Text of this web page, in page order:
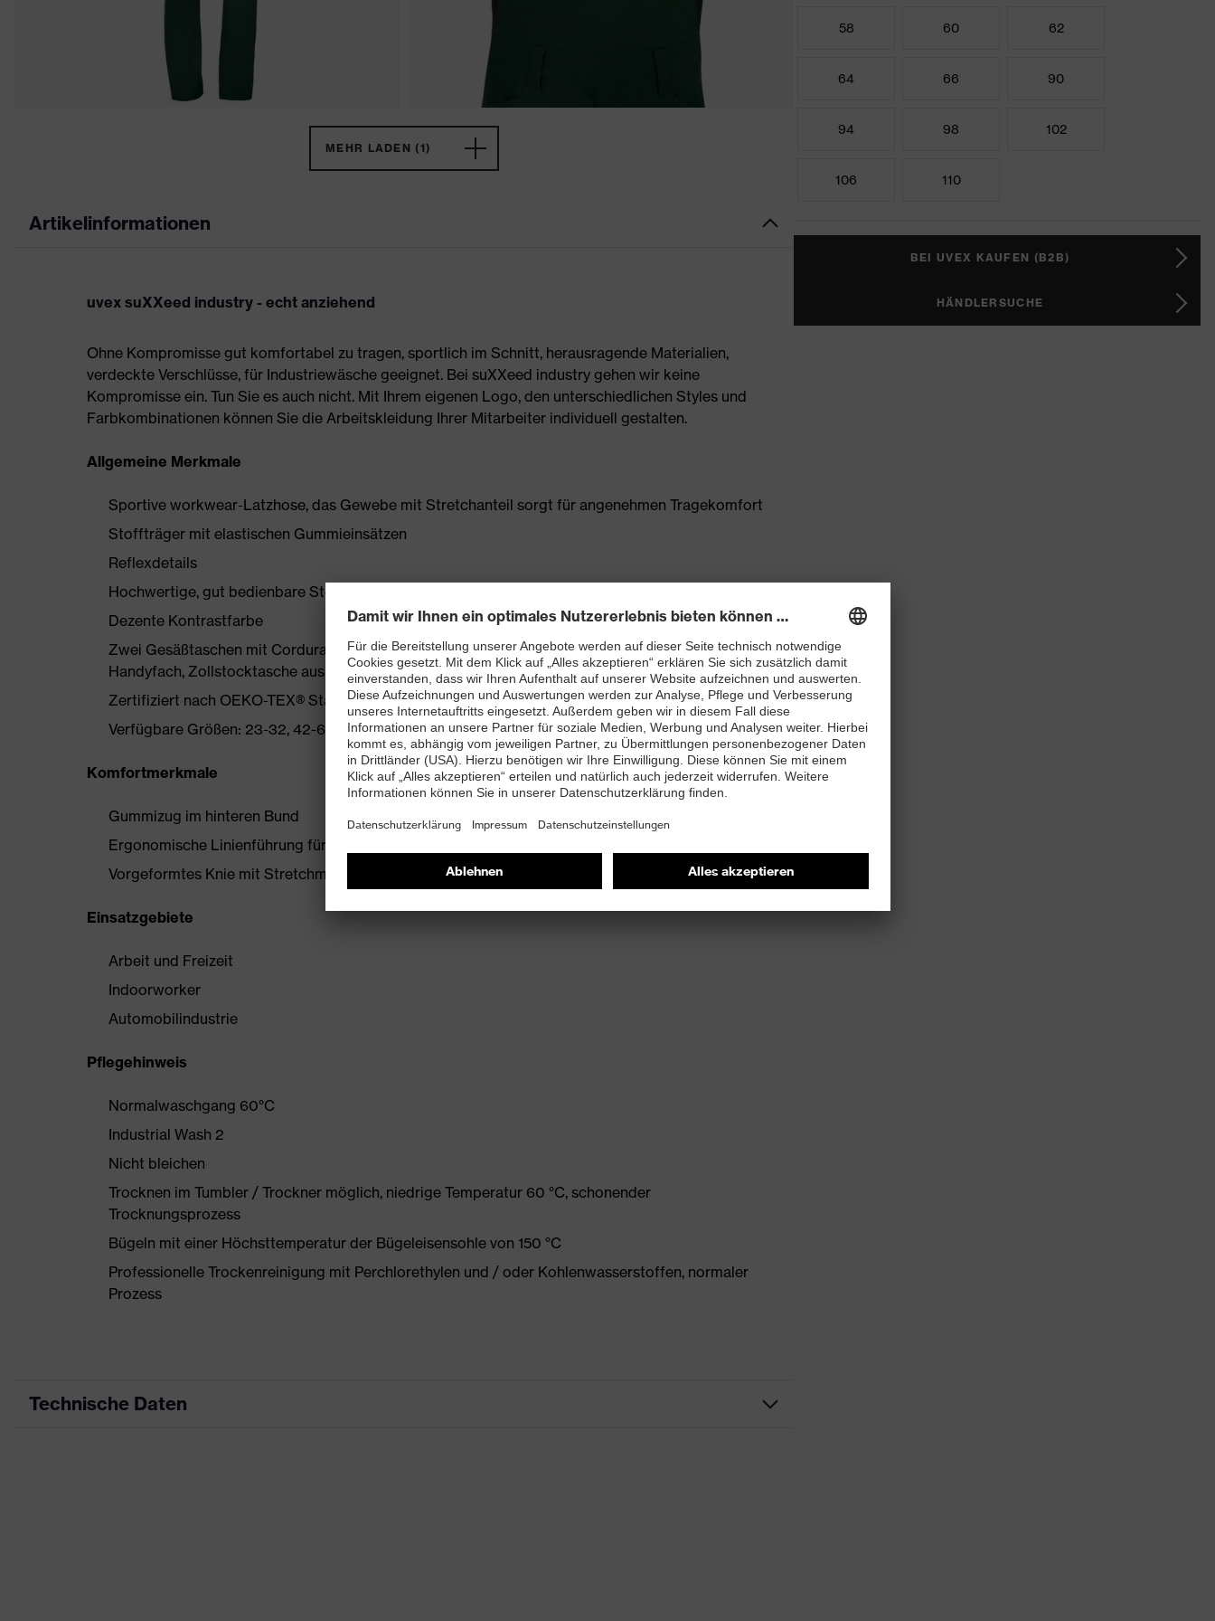
MEHR LADEN (1)
Artikelinformationen
uvex suXXeed industry - echt anziehend
Ohne Kompromisse gut komfortabel zu tragen, sportlich im Schnitt, herausragende Materialien,
verdeckte Verschlüsse, für Industriewäsche geeignet. Bei suXXeed industry gehen wir keine
Kompromisse ein. Tun Sie es auch nicht. Mit Ihrem eigenen Logo, den unterschiedlichen Styles und
Farbkombinationen können Sie die Arbeitskleidung Ihrer Mitarbeiter individuell gestalten.
Allgemeine Merkmale
Sportive workwear-Latzhose, das Gewebe mit Stretchanteil sorgt für angenehmen Tragekomfort
Stoffträger mit elastischen Gummieinsätzen
Reflexdetails
Hochwertige, gut bedienbare Steckschließen
Dezente Kontrastfarbe
Zwei Gesäßtaschen mit Cordura verstärkt, Schenkeltasche mit hohem Volumen und integriertem
Handyfach, Zollstocktasche aus Cordura, Latztasche
Zertifiziert nach OEKO-TEX® Standard 100
Verfügbare Größen: 23-32, 42-66, 90-110
Komfortmerkmale
Gummizug im hinteren Bund
Ergonomische Linienführung für mehr Bewegungsfreiheit
Vorgeformtes Knie mit Stretchmaterial
Einsatzgebiete
Arbeit und Freizeit
Indoorworker
Automobilindustrie
Pflegehinweis
Normalwaschgang 60°C
Industrial Wash 2
Nicht bleichen
Trocknen im Tumbler / Trockner möglich, niedrige Temperatur 60 °C, schonender
Trocknungsprozess
Bügeln mit einer Höchsttemperatur der Bügeleisensohle von 150 °C
Professionelle Trockenreinigung mit Perchlorethylen und / oder Kohlenwasserstoffen, normaler
Prozess
Technische Daten
58 60 62
64 66 90
94 98 102
106 110
BEI UVEX KAUFEN (B2B)
HÄNDLERSUCHE